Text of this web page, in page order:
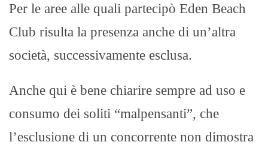
Per le aree alle quali partecipò Eden Beach
Club risulta la presenza anche di un’altra
società, successivamente esclusa.
Anche qui è bene chiarire sempre ad uso e
consumo dei soliti “malpensanti”, che
l’esclusione di un concorrente non dimostra